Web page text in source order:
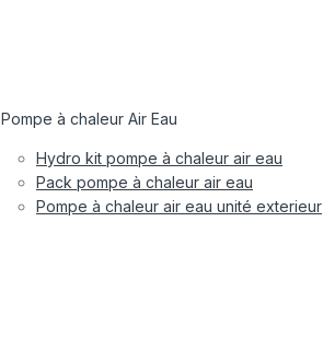
Pompe à chaleur Air Eau
Hydro kit pompe à chaleur air eau
Pack pompe à chaleur air eau
Pompe à chaleur air eau unité exterieur